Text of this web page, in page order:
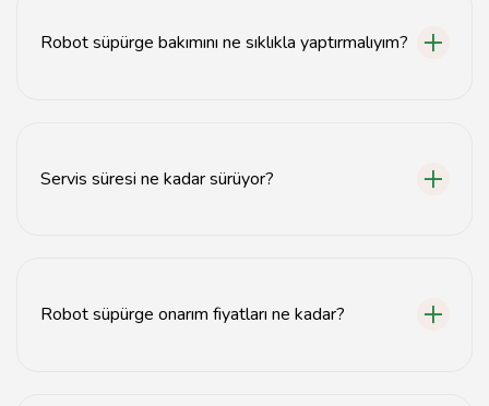
Robot süpürge bakımını ne sıklıkla yaptırmalıyım?
Servis süresi ne kadar sürüyor?
Robot süpürge onarım fiyatları ne kadar?